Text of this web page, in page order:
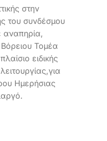
στην
του συνδέσμου
αναπηρία,
Τομέα
ειδικής
Ημερήσιας